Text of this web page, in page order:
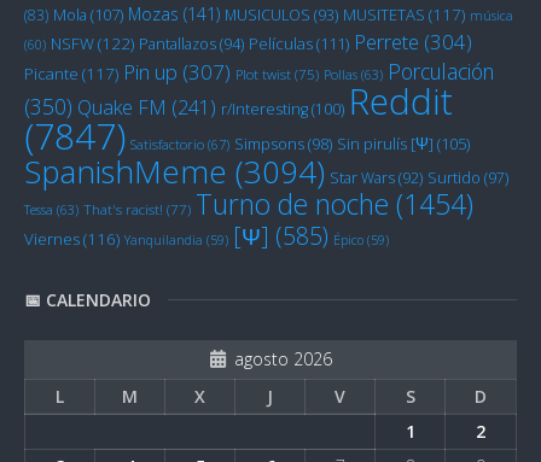
(83) Mola (107) Mozas (141) MUSICULOS (93) MUSITETAS (117) música
(60) NSFW(122) Pantallazos(94) Películas(111) Perrete (304)
Picante (117) Pin up (307) Plot twist (75) Pollas (63) Porculación
(350) Quake FM (241) r/Interesting(100) Reddit
(7847) Satisfactorio (67) Simpsons(98) Sin pirulís [Ψ] (105)
SpanishMeme (3094) Star Wars(92) Surtido (97)
Tessa (63) That's racist! (77) Turno de noche (1454)
Viernes(116) Yanquilandia (59) [Ψ] (585) Épico (59)
📅 CALENDARIO
agosto 2026
L
M X J V S
D
1
2